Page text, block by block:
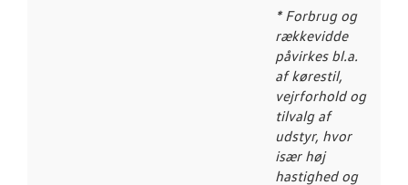
* Forbrug og
rækkevidde
påvirkes bl.a.
af kørestil,
vejrforhold og
tilvalg af
udstyr, hvor
især høj
hastighed og